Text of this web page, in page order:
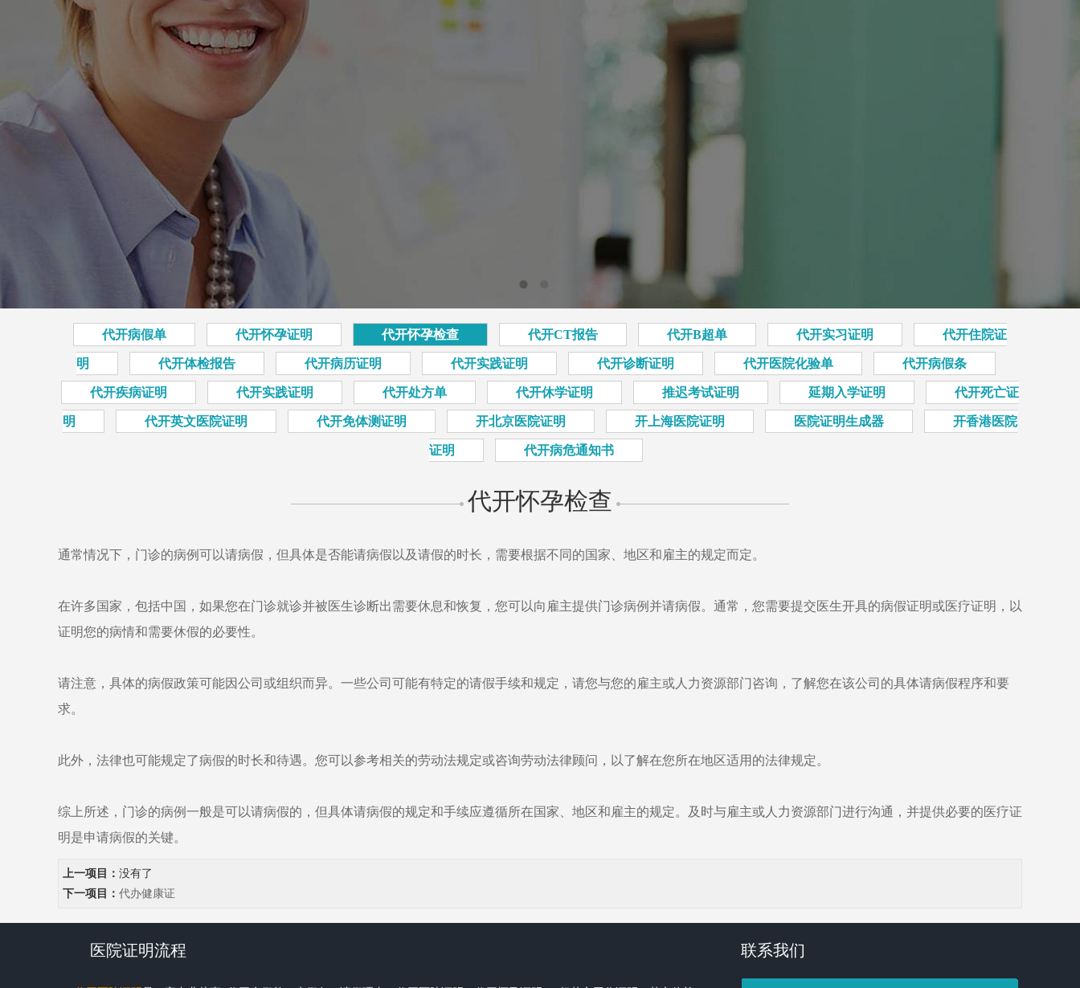
代开病假单 代开怀孕证明 代开怀孕检查 代开CT报告 代开B超单 代开实习证明 代开住院证
明 代开体检报告 代开病历证明 代开实践证明 代开诊断证明 代开医院化验单 代开病假条
代开疾病证明 代开实践证明 代开处方单 代开休学证明 推迟考试证明 延期入学证明 代开死亡证
明 代开英文医院证明 代开免体测证明 开北京医院证明 开上海医院证明 医院证明生成器 开香港医院
证明 代开病危通知书
代开怀孕检查
通常情况下，门诊的病例可以请病假，但具体是否能请病假以及请假的时长，需要根据不同的国家、地区和雇主的规定而定。
在许多国家，包括中国，如果您在门诊就诊并被医生诊断出需要休息和恢复，您可以向雇主提供门诊病例并请病假。通常，您需要提交医生开具的病假证明或医疗证明，以
证明您的病情和需要休假的必要性。
请注意，具体的病假政策可能因公司或组织而异。一些公司可能有特定的请假手续和规定，请您与您的雇主或人力资源部门咨询，了解您在该公司的具体请病假程序和要
求。
此外，法律也可能规定了病假的时长和待遇。您可以参考相关的劳动法规定或咨询劳动法律顾问，以了解在您所在地区适用的法律规定。
综上所述，门诊的病例一般是可以请病假的，但具体请病假的规定和手续应遵循所在国家、地区和雇主的规定。及时与雇主或人力资源部门进行沟通，并提供必要的医疗证
明是申请病假的关键。
上一项目： 没有了
下一项目： 代办健康证
医院证明流程 联系我们